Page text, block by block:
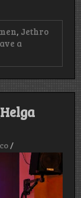
, Jethro
a
/